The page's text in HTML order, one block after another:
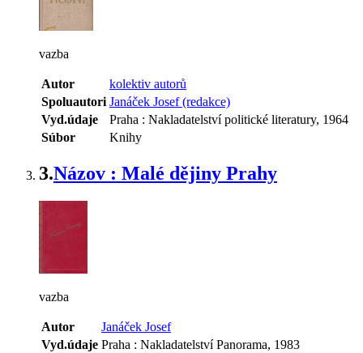
vazba
Autor
kolektiv autorů
Spoluautori Janáček Josef (redakce)
Vyd.údaje
Praha : Nakladatelství politické literatury, 1964
Súbor
Knihy
3.Názov : Malé dějiny Prahy
vazba
Autor
Janáček Josef
Vyd.údaje Praha : Nakladatelství Panorama, 1983